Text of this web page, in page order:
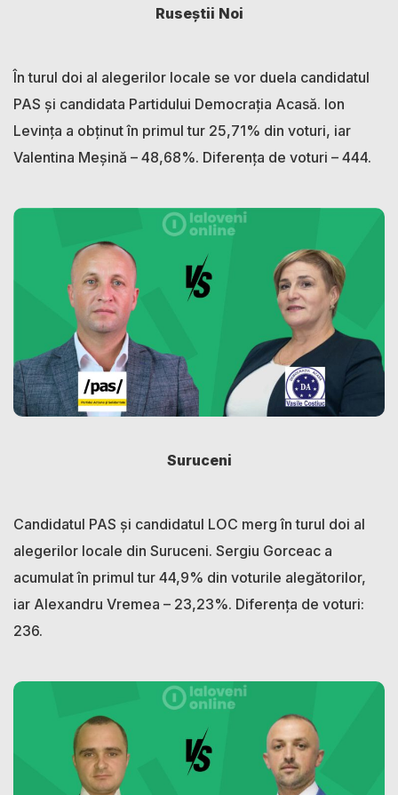
Ruseștii Noi
În turul doi al alegerilor locale se vor duela candidatul
PAS și candidata Partidului Democrația Acasă. Ion
Levința a obținut în primul tur 25,71% din voturi, iar
Valentina Meșină – 48,68%. Diferența de voturi – 444.
Suruceni
Candidatul PAS și candidatul LOC merg în turul doi al
alegerilor locale din Suruceni. Sergiu Gorceac a
acumulat în primul tur 44,9% din voturile alegătorilor,
iar Alexandru Vremea – 23,23%. Diferența de voturi:
236.